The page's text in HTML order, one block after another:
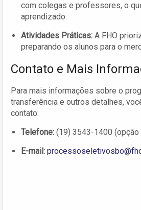
com colegas e professores, o
aprendizado.
Atividades Práticas: A FHO
preparando os alunos para o
Contato e Mais
Para mais informações sobre o
transferência e outros detalhes,
contato:
Telefone: (19) 3543-1400 (opção
E-mail: